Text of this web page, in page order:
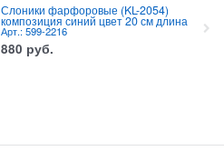
Слоники фарфоровые (KL-2054)
композиция синий цвет 20 см длина
Арт.: 599-2216
880 руб.